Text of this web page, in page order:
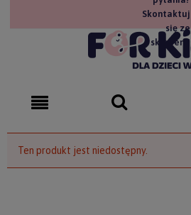
Skontaktuj
się ze
sklepem!
Ten produkt jest niedostępny.